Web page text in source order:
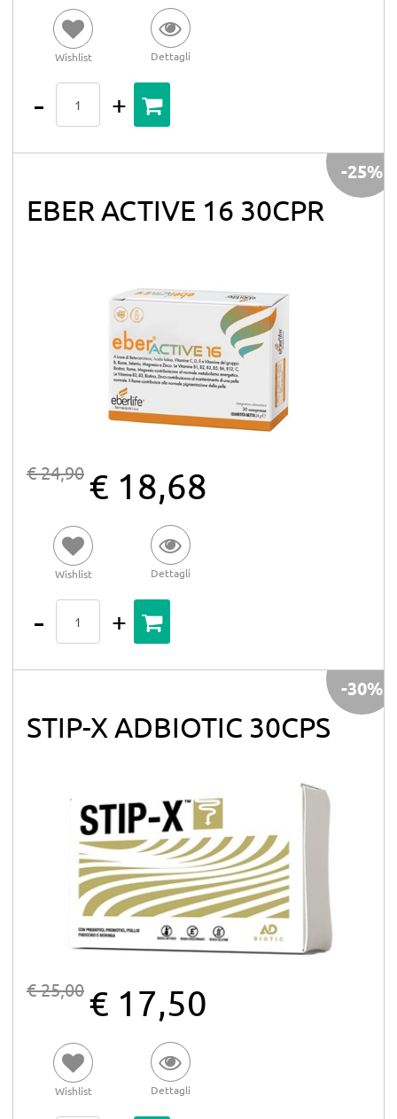
Wishlist Dettagli
EBER ACTIVE 16 30CPR
€ 24,90 € 18,68
Wishlist Dettagli
-25%
STIP-X ADBIOTIC 30CPS
€ 25,00 € 17,50
Wishlist Dettagli
-30%